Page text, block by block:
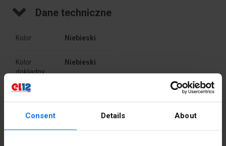
Consent Details About
Dane techniczne
Kolor Niebieski
Kolor
dokładny
Niebieski
Pozostałe dane techniczne
Dane producenta